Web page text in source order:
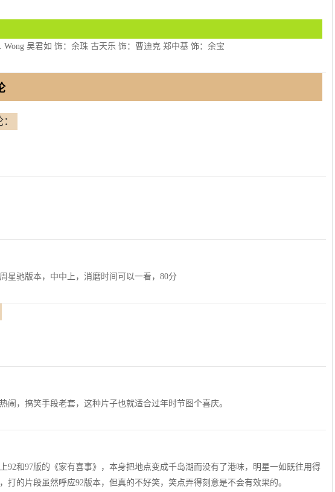
吴君如 饰：余珠 古天乐 饰：曹迪克 郑中基 饰：余宝
星驰版本，中中上，消磨时间可以一看，80分
闹，搞笑手段老套，这种片子也就适合过年时节图个喜庆。
92和97版的《家有喜事》，本身把地点变成千岛湖而没有了港味，明星一如既往用得
打的片段虽然呼应92版本，但真的不好笑，笑点弄得刻意是不会有效果的。